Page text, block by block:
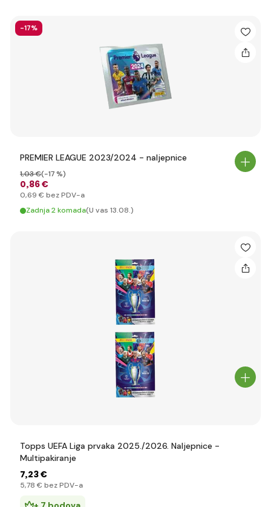
-17%
PREMIER LEAGUE 2023/2024 - naljepnice
0,86 €
1,03 €(-17 %)
0,69 € bez PDV-a
Zadnja 2 komada(U vas 13.08.)
Topps UEFA Liga prvaka 2025./2026. Naljepnice -
Multipakiranje
7,23 €
5,78 € bez PDV-a